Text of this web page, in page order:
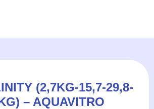
(2,7KG-15,7-29,8-
– AQUAVITRO